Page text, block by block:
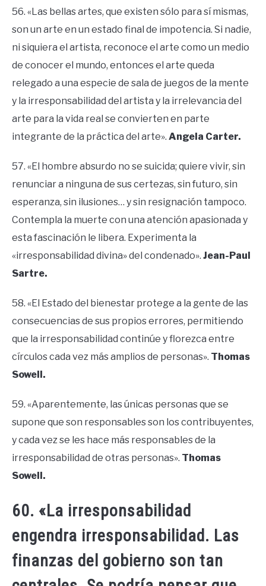
56. «Las bellas artes, que existen sólo para sí mismas,
son un arte en un estado final de impotencia. Si nadie,
ni siquiera el artista, reconoce el arte como un medio
de conocer el mundo, entonces el arte queda
relegado a una especie de sala de juegos de la mente
y la irresponsabilidad del artista y la irrelevancia del
arte para la vida real se convierten en parte
integrante de la práctica del arte». Angela Carter.
57. «El hombre absurdo no se suicida; quiere vivir, sin
renunciar a ninguna de sus certezas, sin futuro, sin
esperanza, sin ilusiones… y sin resignación tampoco.
Contempla la muerte con una atención apasionada y
esta fascinación le libera. Experimenta la
«irresponsabilidad divina» del condenado». Jean-Paul
Sartre.
58. «El Estado del bienestar protege a la gente de las
consecuencias de sus propios errores, permitiendo
que la irresponsabilidad continúe y florezca entre
círculos cada vez más amplios de personas». Thomas
Sowell.
59. «Aparentemente, las únicas personas que se
supone que son responsables son los contribuyentes,
y cada vez se les hace más responsables de la
irresponsabilidad de otras personas». Thomas
Sowell.
60. «La irresponsabilidad
engendra irresponsabilidad. Las
finanzas del gobierno son tan